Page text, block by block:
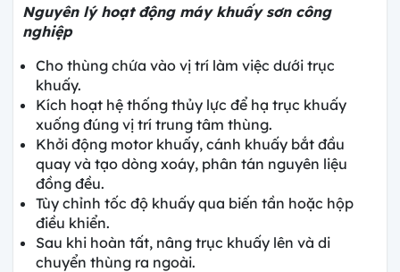
Nguyên lý hoạt động máy khuấy sơn công
nghiệp
Cho thùng chứa vào vị trí làm việc dưới trục
khuấy.
Kích hoạt hệ thống thủy lực để hạ trục khuấy
xuống đúng vị trí trung tâm thùng.
Khởi động motor khuấy, cánh khuấy bắt đầu
quay và tạo dòng xoáy, phân tán nguyên liệu
đồng đều.
Tùy chỉnh tốc độ khuấy qua biến tần hoặc hộp
điều khiển.
Sau khi hoàn tất, nâng trục khuấy lên và di
chuyển thùng ra ngoài.